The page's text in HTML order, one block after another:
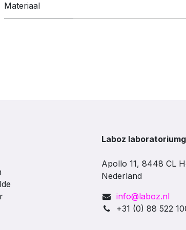
Materiaal
Laboz
Apollo 11, 8448 CL
Nederland
info@laboz.nl
+31 (0) 88 522